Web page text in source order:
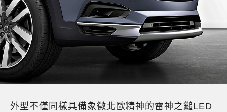
外型不僅同樣具備象徵北歐精神的雷神之鎚LED